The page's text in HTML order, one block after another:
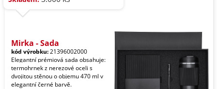
Mirka - Sada
kód výrobku:21396002000
Elegantní prémiová sada obsahuje:
termohrnek z nerezové oceli s
dvojitou stěnou o objemu 470 ml v
elegantní černé barvě.